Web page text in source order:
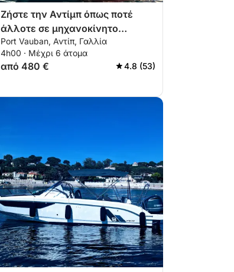
Ζήστε την Αντίμπ όπως ποτέ
άλλοτε σε μηχανοκίνητο
σκάφος
Port Vauban, Αντίπ, Γαλλία
4h00 · Μέχρι 6 άτομα
από 480 € 4.8 (53)